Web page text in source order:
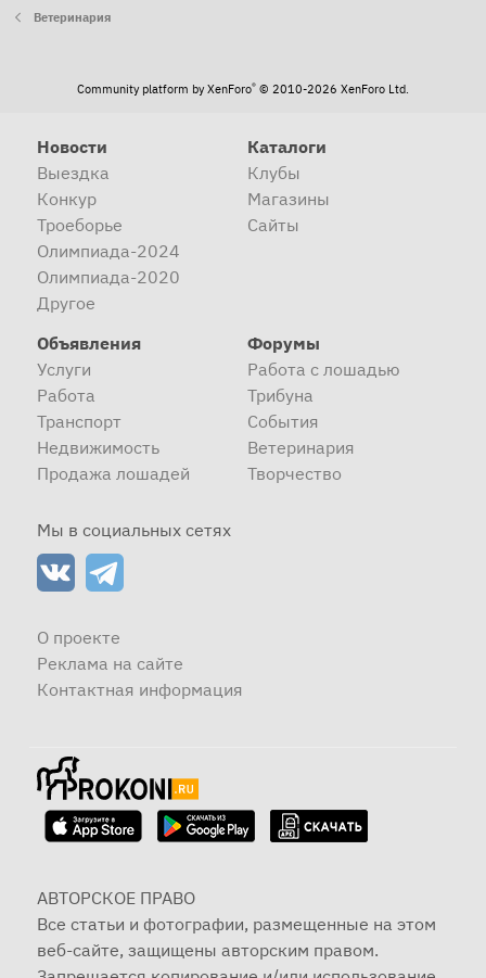
Ветеринария
Community platform by XenForo® © 2010-2026 XenForo Ltd.
Новости
Выездка
Конкур
Троеборье
Олимпиада-2024
Олимпиада-2020
Другое
Каталоги
Клубы
Магазины
Сайты
Объявления
Услуги
Работа
Транспорт
Недвижимость
Продажа лошадей
Форумы
Работа с лошадью
Трибуна
События
Ветеринария
Творчество
Мы в социальных сетях
О проекте
Реклама на сайте
Контактная информация
АВТОРСКОЕ ПРАВО
Все статьи и фотографии, размещенные на этом
веб-сайте, защищены авторским правом.